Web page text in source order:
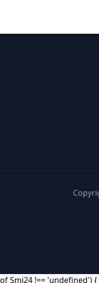
Smi24 !== 'undefined')